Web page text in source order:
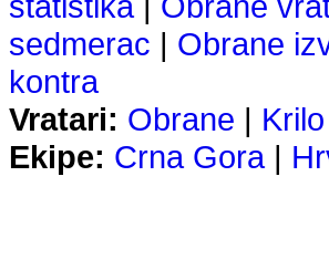
sedmerac | Obrane
kontra
Vratari: Obrane | Krilo
Ekipe: Crna Gora|